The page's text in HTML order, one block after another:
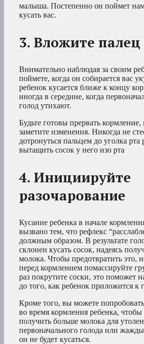
малыша. Постепенно он поймет
кусать вас.
3. Вложите палец
Внимательно наблюдая за своим
поймете, когда он собирается вас
ребенок кусается ближе к концу
иногда в середине, когда
голод утихают.
Будьте готовы прервать кормление,
заметите изменения. Никогда не
дотронуться пальцем до уголка рта
вытащить сосок у него изо рта
4. Инициируйте
разочарование
Кусание ребенка в начале
вызвано тем, что рефлекс
должным образом. В результате
склонен кусать сосок, надеясь
молока. Чтобы предотвратить это,
перед кормлением помассируйте
раз покрутите соски, это поможет
до того, как ребенок приложится к
Кроме того, вы можете
во время кормления ребенка,
получить больше молока для
первоначального голода или
он не будет кусаться.